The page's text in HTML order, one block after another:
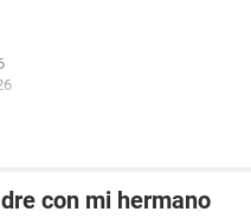
con mi hermano